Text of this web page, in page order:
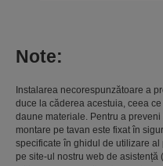
Note:
Instalarea necorespunzătoare a
duce la căderea acestuia, ceea
daune materiale. Pentru a
montare pe tavan este fixat în
specificate în ghidul de utilizare
pe site-ul nostru web de asistență